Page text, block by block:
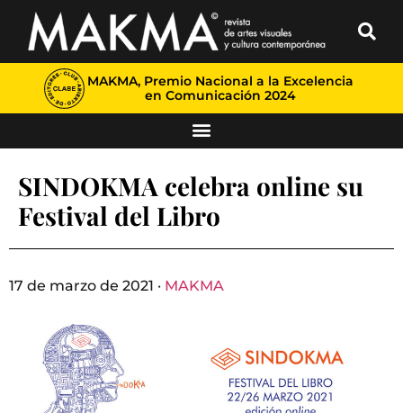
MAKMA, Premio Nacional a la Excelencia
en Comunicación 2024
SINDOKMA celebra online su
Festival del Libro
17 de marzo de 2021 · MAKMA